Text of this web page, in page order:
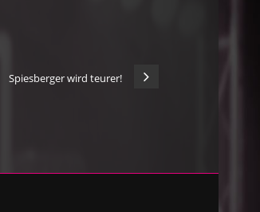
Spiesberger wird teurer!